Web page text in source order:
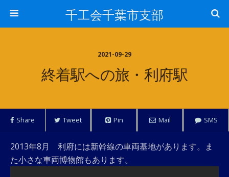
千工会千葉市支部
2021-09-29
終着駅への旅・利府駅
Share Tweet Pin Mail SMS
2013年8月 利府には新幹線の車両基地があります。ま
た小さな車両博物館もあります。